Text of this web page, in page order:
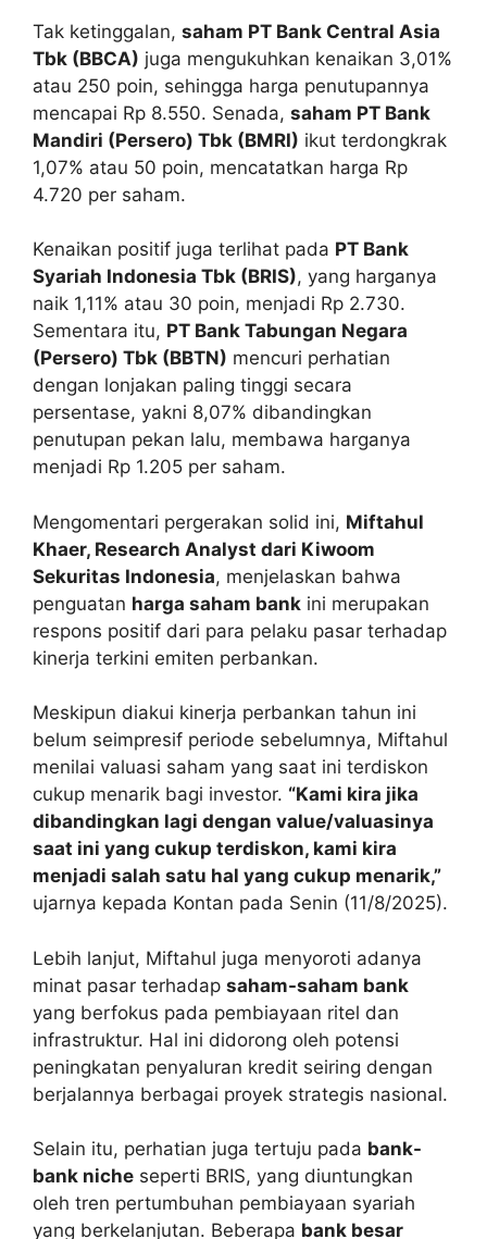
Tak ketinggalan, saham PT Bank Central Asia
Tbk (BBCA) juga mengukuhkan kenaikan 3,01%
atau 250 poin, sehingga harga penutupannya
mencapai Rp 8.550. Senada, saham PT Bank
Mandiri (Persero) Tbk (BMRI) ikut terdongkrak
1,07% atau 50 poin, mencatatkan harga Rp
4.720 per saham.
Kenaikan positif juga terlihat pada PT Bank
Syariah Indonesia Tbk (BRIS), yang harganya
naik 1,11% atau 30 poin, menjadi Rp 2.730.
Sementara itu, PT Bank Tabungan Negara
(Persero) Tbk (BBTN) mencuri perhatian
dengan lonjakan paling tinggi secara
persentase, yakni 8,07% dibandingkan
penutupan pekan lalu, membawa harganya
menjadi Rp 1.205 per saham.
Mengomentari pergerakan solid ini, Miftahul
Khaer, Research Analyst dari Kiwoom
Sekuritas Indonesia, menjelaskan bahwa
penguatan harga saham bank ini merupakan
respons positif dari para pelaku pasar terhadap
kinerja terkini emiten perbankan.
Meskipun diakui kinerja perbankan tahun ini
belum seimpresif periode sebelumnya, Miftahul
menilai valuasi saham yang saat ini terdiskon
cukup menarik bagi investor. “Kami kira jika
dibandingkan lagi dengan value/valuasinya
saat ini yang cukup terdiskon, kami kira
menjadi salah satu hal yang cukup menarik,”
ujarnya kepada Kontan pada Senin (11/8/2025).
Lebih lanjut, Miftahul juga menyoroti adanya
minat pasar terhadap saham-saham bank
yang berfokus pada pembiayaan ritel dan
infrastruktur. Hal ini didorong oleh potensi
peningkatan penyaluran kredit seiring dengan
berjalannya berbagai proyek strategis nasional.
Selain itu, perhatian juga tertuju pada bank-
bank niche seperti BRIS, yang diuntungkan
oleh tren pertumbuhan pembiayaan syariah
yang berkelanjutan. Beberapa bank besar